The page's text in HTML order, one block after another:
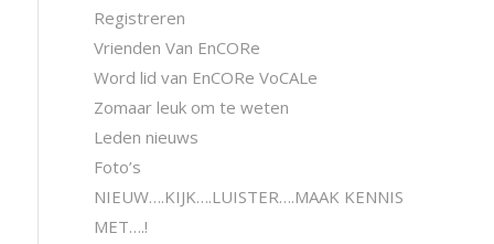
Registreren
Vrienden Van EnCORe
Word lid van EnCORe VoCALe
Zomaar leuk om te weten
Leden nieuws
Foto’s
NIEUW….KIJK….LUISTER….MAAK KENNIS
MET….!